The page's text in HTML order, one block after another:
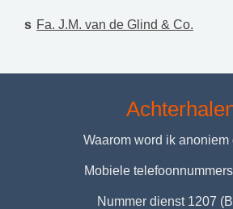
s Fa. J.M. van de Glind & Co.
Waarom word ik
Mobiele
Nummer dienst 1207